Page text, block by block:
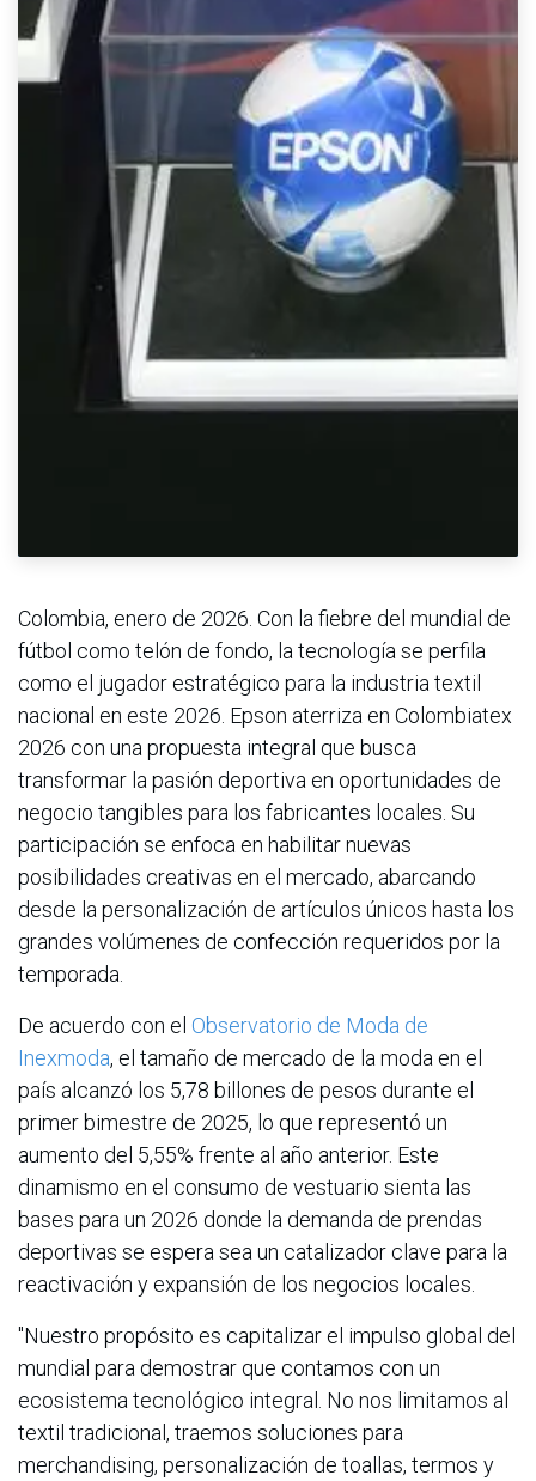
Colombia, enero de 2026. Con la fiebre del mundial de
fútbol como telón de fondo, la tecnología se perfila
como el jugador estratégico para la industria textil
nacional en este 2026. Epson aterriza en Colombiatex
2026 con una propuesta integral que busca
transformar la pasión deportiva en oportunidades de
negocio tangibles para los fabricantes locales. Su
participación se enfoca en habilitar nuevas
posibilidades creativas en el mercado, abarcando
desde la personalización de artículos únicos hasta los
grandes volúmenes de confección requeridos por la
temporada.
De acuerdo con el Observatorio de Moda de
Inexmoda, el tamaño de mercado de la moda en el
país alcanzó los 5,78 billones de pesos durante el
primer bimestre de 2025, lo que representó un
aumento del 5,55% frente al año anterior. Este
dinamismo en el consumo de vestuario sienta las
bases para un 2026 donde la demanda de prendas
deportivas se espera sea un catalizador clave para la
reactivación y expansión de los negocios locales.
"Nuestro propósito es capitalizar el impulso global del
mundial para demostrar que contamos con un
ecosistema tecnológico integral. No nos limitamos al
textil tradicional, traemos soluciones para
merchandising, personalización de toallas, termos y